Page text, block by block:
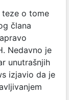
o tome
člana
Nedavno je
unutrašnjih
izjavio da je